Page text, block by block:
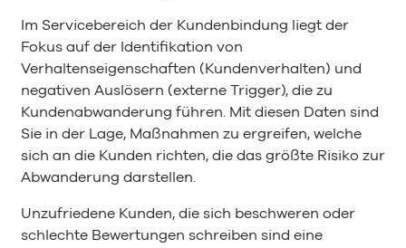
Im Servicebereich der Kundenbindung liegt der
Fokus auf der Identifikation von
Verhaltenseigenschaften (Kundenverhalten) und
negativen Auslösern (externe Trigger), die zu
Kundenabwanderung führen. Mit diesen Daten sind
Sie in der Lage, Maßnahmen zu ergreifen, welche
sich an die Kunden richten, die das größte Risiko zur
Abwanderung darstellen.
Unzufriedene Kunden, die sich beschweren oder
schlechte Bewertungen schreiben sind eine